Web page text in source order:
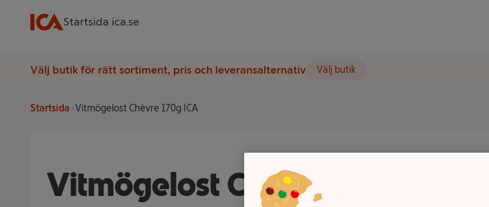
Startsida ica.se
Välj butik för rätt sortiment, pris och leveransalternativ Välj butik
Startsida Vitmögelost Chèvre 170g ICA
Vitmögelost Chèvre 170g ICA